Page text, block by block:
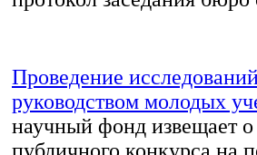
Проведение
руководством молодых
научный фонд извещает